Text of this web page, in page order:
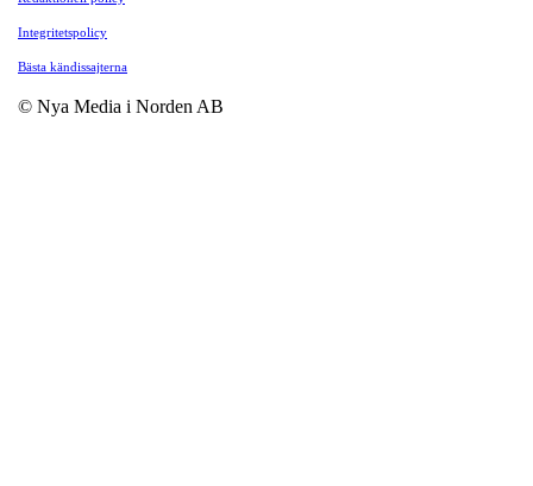
Integritetspolicy
Bästa kändissajterna
© Nya Media i Norden AB